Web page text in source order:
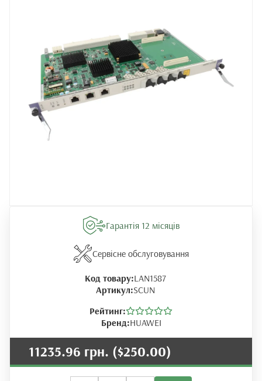
Гарантія 12 місяців
Сервісне обслуговування
Код товару:LAN1587
Артикул:SCUN
Рейтинг:
Бренд:HUAWEI
11235.96 грн. ($250.00)